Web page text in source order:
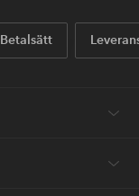
Betalsätt